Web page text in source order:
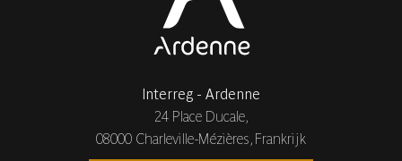
Interreg - Ardenne
24 Place Ducale,
08000 Charleville-Mézières, Frankrijk